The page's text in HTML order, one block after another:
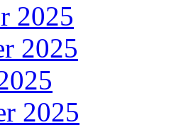
2025
2025
2025